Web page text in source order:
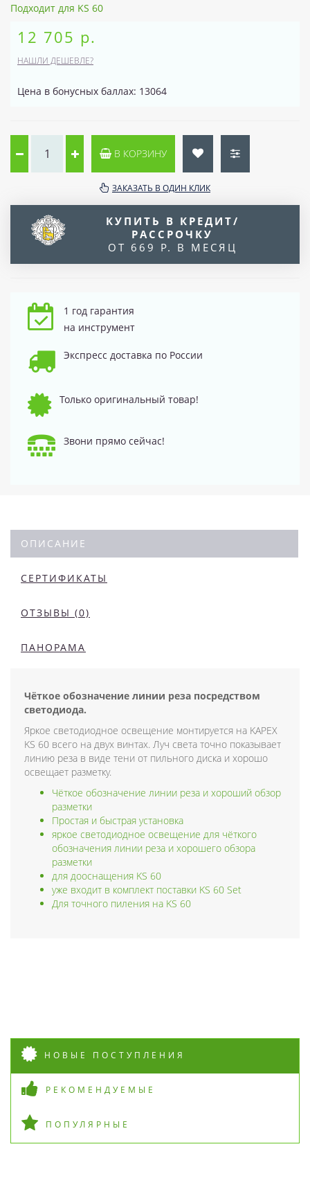
Подходит для KS 60
12 705 р.
НАШЛИ ДЕШЕВЛЕ?
Цена в бонусных баллах: 13064
В КОРЗИНУ
ЗАКАЗАТЬ В ОДИН КЛИК
КУПИТЬ В КРЕДИТ/
РАССРОЧКУ
ОТ 669 Р. В МЕСЯЦ
1 год гарантия
на инструмент
Экспресс доставка по России
Только оригинальный товар!
Звони прямо сейчас!
ОПИСАНИЕ
СЕРТИФИКАТЫ
ОТЗЫВЫ (0)
ПАНОРАМА
Чёткое обозначение линии реза посредством
светодиода.
Яркое светодиодное освещение монтируется на KAPEX
KS 60 всего на двух винтах. Луч света точно показывает
линию реза в виде тени от пильного диска и хорошо
освещает разметку.
Чёткое обозначение линии реза и хороший обзор
разметки
Простая и быстрая установка
яркое светодиодное освещение для чёткого
обозначения линии реза и хорошего обзора
разметки
для дооснащения KS 60
уже входит в комплект поставки KS 60 Set
Для точного пиления на KS 60
НОВЫЕ ПОСТУПЛЕНИЯ
РЕКОМЕНДУЕМЫЕ
ПОПУЛЯРНЫЕ